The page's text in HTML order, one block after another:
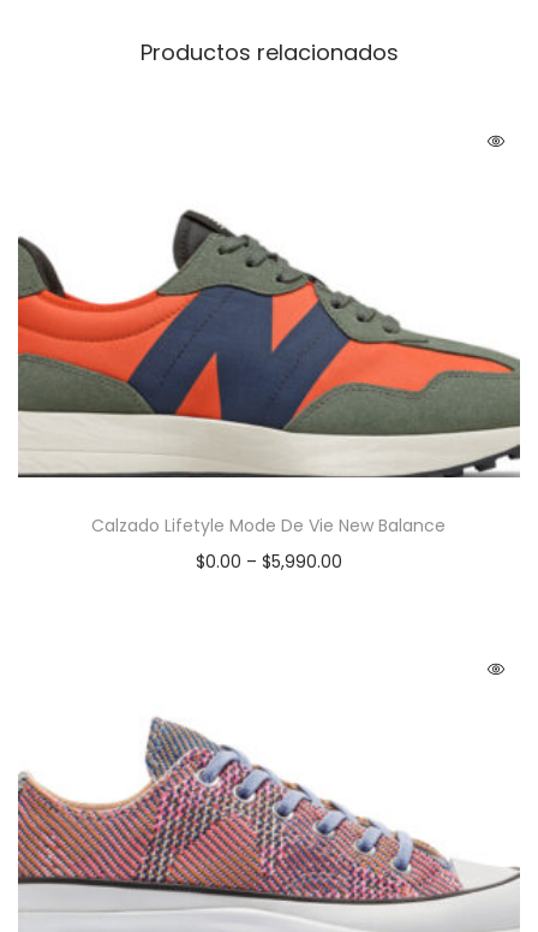
Productos relacionados
Calzado Lifetyle Mode De Vie New Balance
$0.00 – $5,990.00